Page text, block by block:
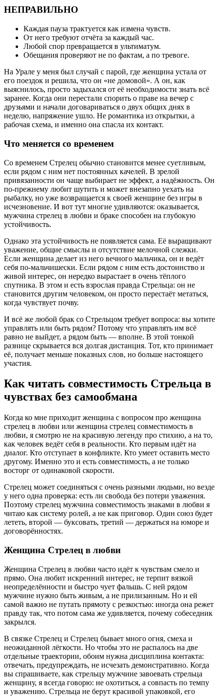
НЕПРАВИЛЬНО
Каждая пауза трактуется как измена чувств.
От него требуют отчёта за каждый час.
Любой спор превращается в ультиматум.
Обещания проверяют не по фактам, а по тревоге.
На Урале у меня был случай с парой, где женщина устала от
его поездок и решила, что он «не домовой». А он, как
выяснилось, просто задыхался от её необходимости знать всё
заранее. Когда они перестали спорить о праве на вечер с
друзьями и начали договариваться о двух общих днях в
неделю, напряжение ушло. Не романтика из открытки, а
рабочая схема, и именно она спасла их контакт.
Что меняется со временем
Со временем Стрелец обычно становится менее суетливым,
если рядом с ним нет постоянных качелей. В зрелой
привязанности он чаще выбирает не эффект, а надёжность. Он
по-прежнему любит шутить и может внезапно уехать на
рыбалку, но уже возвращается к своей женщине без игры в
исчезновение. И вот тут многие удивляются: оказывается,
мужчина стрелец в любви и браке способен на глубокую
устойчивость.
Однако эта устойчивость не появляется сама. Её выращивают
уважение, общие смыслы и отсутствие мелочной слежки.
Если женщина делает из него вечного мальчика, он и ведёт
себя по-мальчишески. Если рядом с ним есть достоинство и
живой интерес, он нередко вырастает в очень тёплого
спутника. В этом и есть взрослая правда Стрельца: он не
становится другим человеком, он просто перестаёт метаться,
когда чувствует почву.
И всё же любой брак со Стрельцом требует вопроса: вы хотите
управлять или быть рядом? Потому что управлять им всё
равно не выйдет, а рядом быть — вполне. В этой тонкой
разнице скрывается вся долгая дистанция. Тот, кто принимает
её, получает меньше показных слов, но больше настоящего
участия.
Как читать совместимость Стрельца в
чувствах без самообмана
Когда ко мне приходит женщина с вопросом про женщина
стрелец в любви или женщина стрелец совместимость в
любви, я смотрю не на красивую легенду про стихию, а на то,
как человек ведёт себя в реальности. Кто первым идёт на
диалог. Кто отступает в конфликте. Кто умеет оставить место
другому. Именно это и есть совместимость, а не только
восторг от одинаковой скорости.
Стрелец может соединяться с очень разными людьми, но везде
у него одна проверка: есть ли свобода без потери уважения.
Поэтому стрелец мужчина совместимость знаками в любви я
читаю как систему ролей, а не как приговор. Один союз будет
лететь, второй — буксовать, третий — держаться на юморе и
договорённостях.
Женщина Стрелец в любви
Женщина Стрелец в любви часто идёт к чувствам смело и
прямо. Она любит искренний интерес, не терпит вязкой
неопределённости и быстро чует фальшь. С ней рядом
мужчине нужно быть живым, а не прилизанным. Но и ей
самой важно не путать прямоту с резкостью: иногда она режет
правду так, что потом сама же удивляется, почему собеседник
закрылся.
В связке Стрелец и Стрелец бывает много огня, смеха и
неожиданной лёгкости. Но чтобы это не распалось на две
отдельные траектории, обоим нужна дисциплина контакта:
отвечать, предупреждать, не исчезать демонстративно. Когда
вы спрашиваете, как стрельцу мужчине завоевать стрельца
женщину, я всегда говорю: не охотиться, а совпасть по темпу
и уважению. Стрельца не берут красивой упаковкой, его